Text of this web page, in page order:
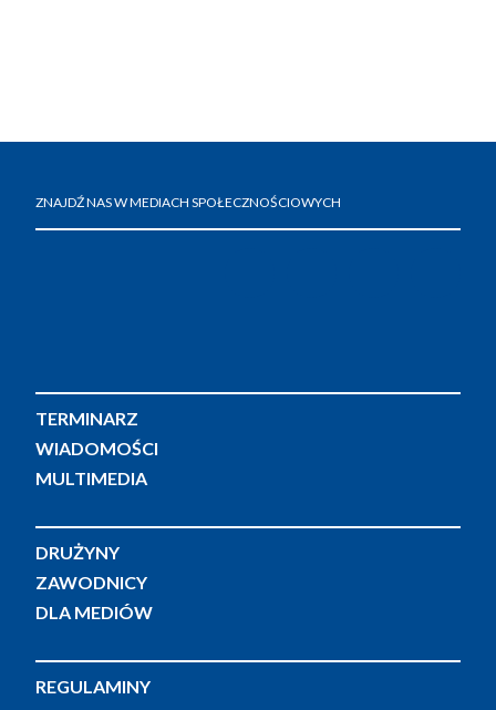
ZNAJDŹ NAS W MEDIACH SPOŁECZNOŚCIOWYCH
TERMINARZ
WIADOMOŚCI
MULTIMEDIA
DRUŻYNY
ZAWODNICY
DLA MEDIÓW
REGULAMINY